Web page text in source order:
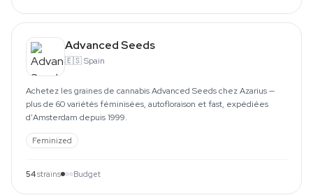
Advanced Seeds
🇪🇸Spain
Achetez les graines de cannabis Advanced Seeds chez Azarius —
plus de 60 variétés féminisées, autofloraison et fast, expédiées
d'Amsterdam depuis 1999.
Feminized
54strains Budget